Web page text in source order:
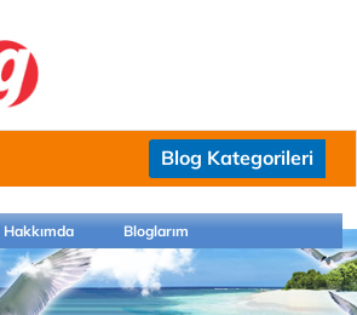
Blog Kategorileri
Hakkımda Bloglarım